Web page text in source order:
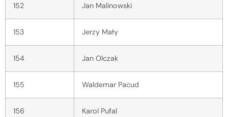
152 Jan Malinowski
153 Jerzy Mały
154 Jan Olczak
155 Waldemar Pacud
156 Karol Pufal